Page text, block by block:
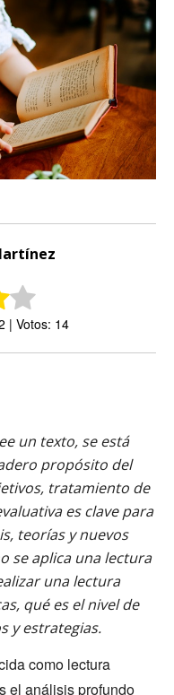
| Votos: 14
un texto, se está
propósito del
tratamiento de
es clave para
teorías y nuevos
se aplica una lectura
una lectura
qué es el nivel de
y estrategias.
como lectura
el análisis profundo